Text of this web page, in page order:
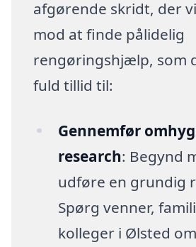
afgørende skridt, der
mod at finde pålidelig
rengøringshjælp, som
fuld tillid til:
Gennemfør
research: Begynd
udføre en grundig
Spørg venner,
kolleger i Ølsted